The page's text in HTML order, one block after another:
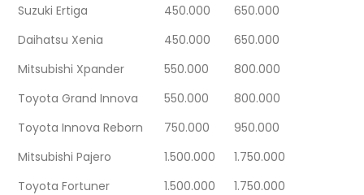
Suzuki Ertiga
450.000
650.000
Daihatsu Xenia
450.000
650.000
Mitsubishi Xpander
550.000
800.000
Toyota Grand Innova
550.000
800.000
Toyota Innova Reborn
750.000
950.000
Mitsubishi Pajero
1.500.000
1.750.000
Toyota Fortuner
1.500.000 1.750.000